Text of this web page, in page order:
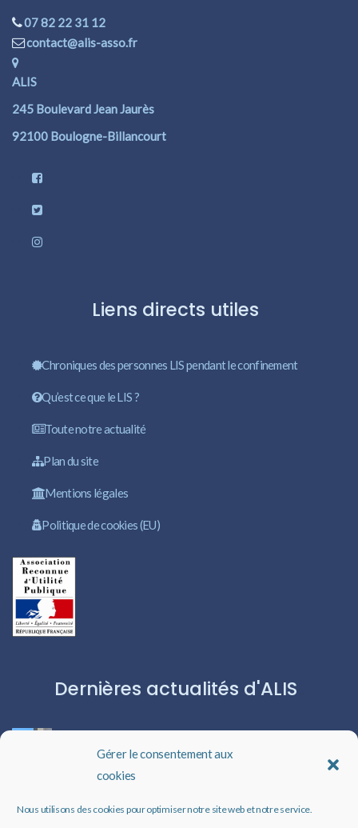
Gérer le consentement aux
cookies
Nous utilisons des cookies pour optimiser notre site web et notre service.
07 82 22 31 12
contact@alis-asso.fr
ALIS
245 Boulevard Jean Jaurès
92100 Boulogne-Billancourt
Liens directs utiles
Chroniques des personnes LIS pendant le confinement
Qu’est ce que le LIS ?
Toute notre actualité
Plan du site
Mentions légales
Politique de cookies (EU)
Dernières actualités d'ALIS
Les livres audio : une porte ouverte sur l’évasion